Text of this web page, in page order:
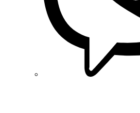
Reliance (Украина)
REM POWER (Словения)
Schneider-Electric (Франция)
Selec (Индия)
Smart-MAIC